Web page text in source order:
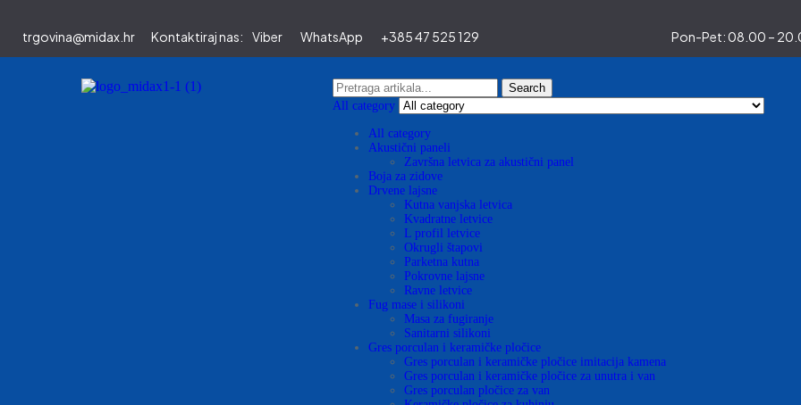
trgovina@midax.hr Kontaktiraj nas: Viber WhatsApp +385 47 525 129 Pon-Pet: 08.00 –
Search
All category
All category
Akustični paneli
Završna letvica za akustični panel
Boja za zidove
Drvene lajsne
Kutna vanjska letvica
Kvadratne letvice
L profil letvice
Okrugli štapovi
Parketna kutna
Pokrovne lajsne
Ravne letvice
Fug mase i silikoni
Masa za fugiranje
Sanitarni silikoni
Gres porculan i keramičke pločice
Gres porculan i keramičke pločice imitacija kamena
Gres porculan i keramičke pločice za unutra i van
Gres porculan pločice za van